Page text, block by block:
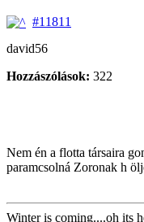
#11811
david56
Hozzászólások: 322
Nem én a flotta társaira
paramcsolná Zoronak h
Winter is coming....oh its